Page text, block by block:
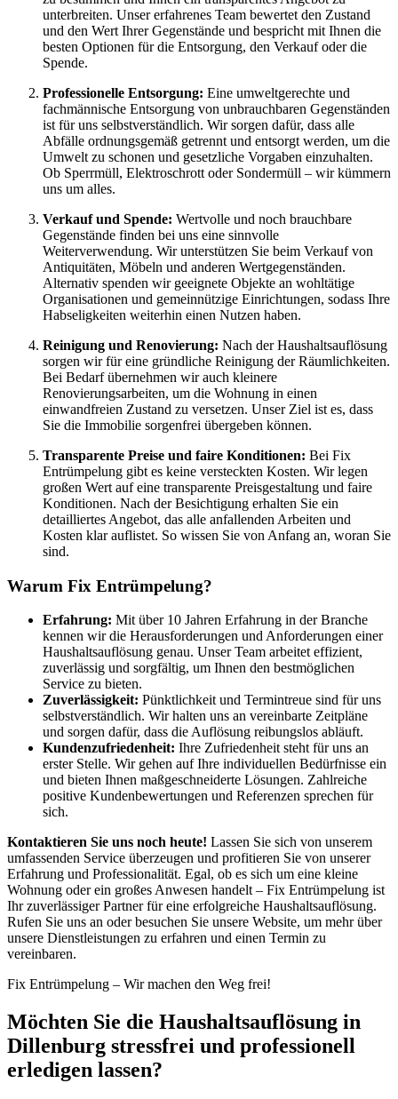
unterbreiten. Unser erfahrenes Team bewertet den Zustand
und den Wert Ihrer Gegenstände und bespricht mit Ihnen die
besten Optionen für die Entsorgung, den Verkauf oder die
Spende.
Professionelle Entsorgung: Eine umweltgerechte und
fachmännische Entsorgung von unbrauchbaren Gegenständen
ist für uns selbstverständlich. Wir sorgen dafür, dass alle
Abfälle ordnungsgemäß getrennt und entsorgt werden, um die
Umwelt zu schonen und gesetzliche Vorgaben einzuhalten.
Ob Sperrmüll, Elektroschrott oder Sondermüll – wir kümmern
uns um alles.
Verkauf und Spende: Wertvolle und noch brauchbare
Gegenstände finden bei uns eine sinnvolle
Weiterverwendung. Wir unterstützen Sie beim Verkauf von
Antiquitäten, Möbeln und anderen Wertgegenständen.
Alternativ spenden wir geeignete Objekte an wohltätige
Organisationen und gemeinnützige Einrichtungen, sodass Ihre
Habseligkeiten weiterhin einen Nutzen haben.
Reinigung und Renovierung: Nach der Haushaltsauflösung
sorgen wir für eine gründliche Reinigung der Räumlichkeiten.
Bei Bedarf übernehmen wir auch kleinere
Renovierungsarbeiten, um die Wohnung in einen
einwandfreien Zustand zu versetzen. Unser Ziel ist es, dass
Sie die Immobilie sorgenfrei übergeben können.
Transparente Preise und faire Konditionen: Bei Fix
Entrümpelung gibt es keine versteckten Kosten. Wir legen
großen Wert auf eine transparente Preisgestaltung und faire
Konditionen. Nach der Besichtigung erhalten Sie ein
detailliertes Angebot, das alle anfallenden Arbeiten und
Kosten klar auflistet. So wissen Sie von Anfang an, woran Sie
sind.
Warum Fix Entrümpelung?
Erfahrung: Mit über 10 Jahren Erfahrung in der Branche
kennen wir die Herausforderungen und Anforderungen einer
Haushaltsauflösung genau. Unser Team arbeitet effizient,
zuverlässig und sorgfältig, um Ihnen den bestmöglichen
Service zu bieten.
Zuverlässigkeit: Pünktlichkeit und Termintreue sind für uns
selbstverständlich. Wir halten uns an vereinbarte Zeitpläne
und sorgen dafür, dass die Auflösung reibungslos abläuft.
Kundenzufriedenheit: Ihre Zufriedenheit steht für uns an
erster Stelle. Wir gehen auf Ihre individuellen Bedürfnisse ein
und bieten Ihnen maßgeschneiderte Lösungen. Zahlreiche
positive Kundenbewertungen und Referenzen sprechen für
sich.
Kontaktieren Sie uns noch heute! Lassen Sie sich von unserem
umfassenden Service überzeugen und profitieren Sie von unserer
Erfahrung und Professionalität. Egal, ob es sich um eine kleine
Wohnung oder ein großes Anwesen handelt – Fix Entrümpelung ist
Ihr zuverlässiger Partner für eine erfolgreiche Haushaltsauflösung.
Rufen Sie uns an oder besuchen Sie unsere Website, um mehr über
unsere Dienstleistungen zu erfahren und einen Termin zu
vereinbaren.
Fix Entrümpelung – Wir machen den Weg frei!
Möchten Sie die Haushaltsauflösung in
Dillenburg stressfrei und professionell
erledigen lassen?